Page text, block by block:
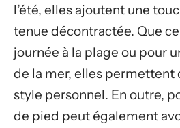
l’été, elles ajoutent une
tenue décontractée. Que
journée à la plage ou pour
de la mer, elles permettent
style personnel. En outre,
de pied peut également